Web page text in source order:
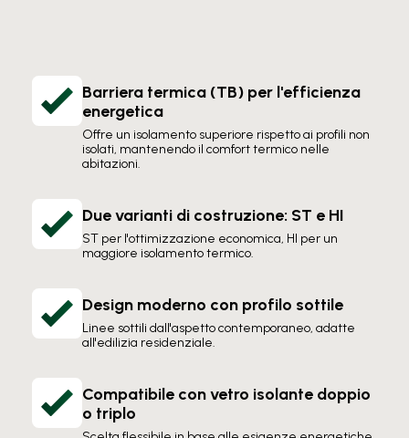
Barriera termica (TB) per l'efficienza
energetica
Offre un isolamento superiore rispetto ai profili non
isolati, mantenendo il comfort termico nelle
abitazioni.
Due varianti di costruzione: ST e HI
ST per l'ottimizzazione economica, HI per un
maggiore isolamento termico.
Design moderno con profilo sottile
Linee sottili dall'aspetto contemporaneo, adatte
all'edilizia residenziale.
Compatibile con vetro isolante doppio
o triplo